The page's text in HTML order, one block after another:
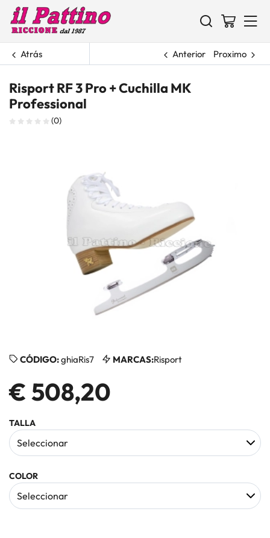
Atrás Anterior Proximo
Risport RF 3 Pro + Cuchilla MK
Professional
(0)
CÓDIGO:ghiaRis7 MARCAS:Risport
€ 508,20
TALLA
COLOR